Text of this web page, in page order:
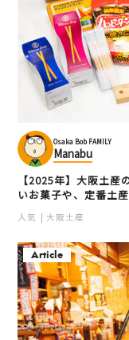
Osaka Bob FAMILY
Manabu
【2025年】大阪土
いお菓子や、定番土
人気 大阪土産
Article